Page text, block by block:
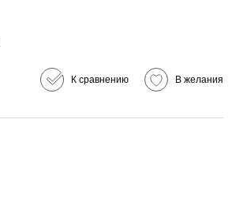
К сравнению В желания